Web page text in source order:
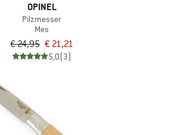
OPINEL
Pilzmesser
Mes
€ 24,95 € 21,21
5,0(3)